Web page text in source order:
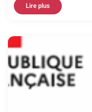
Lire plus